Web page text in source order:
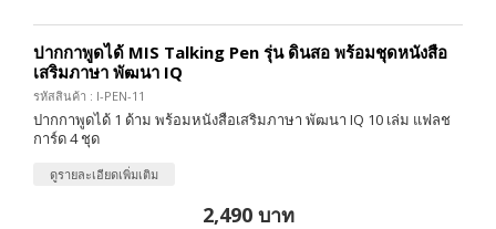
ปากกาพูดได้ MIS Talking Pen รุ่น ดินสอ พร้อมชุดหนังสือ
เสริมภาษา พัฒนา IQ
รหัสสินค้า : I-PEN-11
ปากกาพูดได้ 1 ด้าม พร้อมหนังสือเสริมภาษา พัฒนา IQ 10 เล่ม แฟลช
การ์ด 4 ชุด
ดูรายละเอียดเพิ่มเติม
2,490 บาท